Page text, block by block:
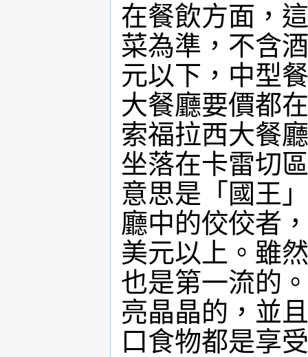
在餐飲方面，
菜為準，不含
元以下，中型
大餐廳要價都
索福拉西大餐
坐落在卡雷切
意思是「國王
廳中的佼佼者
美元以上。雖
也是第一流的
亮晶晶的，並
口食物都是享